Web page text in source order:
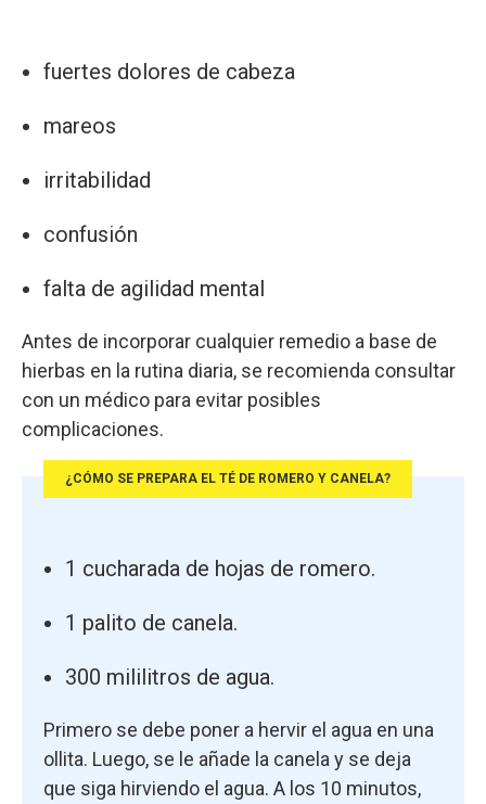
fuertes dolores de cabeza
mareos
irritabilidad
confusión
falta de agilidad mental
Antes de incorporar cualquier remedio a base de
hierbas en la rutina diaria, se recomienda consultar
con un médico para evitar posibles
complicaciones.
¿CÓMO SE PREPARA EL TÉ DE ROMERO Y CANELA?
1 cucharada de hojas de romero.
1 palito de canela.
300 mililitros de agua.
Primero se debe poner a hervir el agua en una
ollita. Luego, se le añade la canela y se deja
que siga hirviendo el agua. A los 10 minutos,